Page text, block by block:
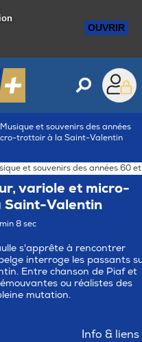
OUVRIR
et souvenirs des années
trottoir à la Saint-Valentin
et souvenirs des années 60
variole et micro-
Valentin
8 sec
s'apprête à rencontrer
interroge les passants
Entre chanson de Piaf et
ou réalistes des
mutation.
Info & liens